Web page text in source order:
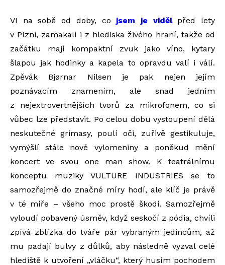
VI na sobě od doby, co jsem je vidělpřed lety
v Plzni, zamakali i z hlediska živého hraní, takže od
začátku mají kompaktní zvuk jako víno, kytary
šlapou jak hodinky a kapela to opravdu valí i válí.
Zpěvák Bjørnar Nilsen je pak nejen jejím
poznávacím znamením, ale snad jedním
z nejextrovertnějších tvorů za mikrofonem, co si
vůbec lze představit. Po celou dobu vystoupení dělá
neskutečné grimasy, poulí oči, zuřivě gestikuluje,
vymýšlí stále nové vylomeniny a poněkud mění
koncert ve svou one man show. K teatrálnímu
konceptu muziky VULTURE INDUSTRIES se to
samozřejmě do značné míry hodí, ale klíč je právě
v té míře – všeho moc prostě škodí. Samozřejmě
vyloudí pobavený úsměv, když seskočí z pódia, chvíli
zpívá zblízka do tváře pár vybraným jedincům, až
mu padají bulvy z důlků, aby následně vyzval celé
hlediště k utvoření „vláčku“, který husím pochodem